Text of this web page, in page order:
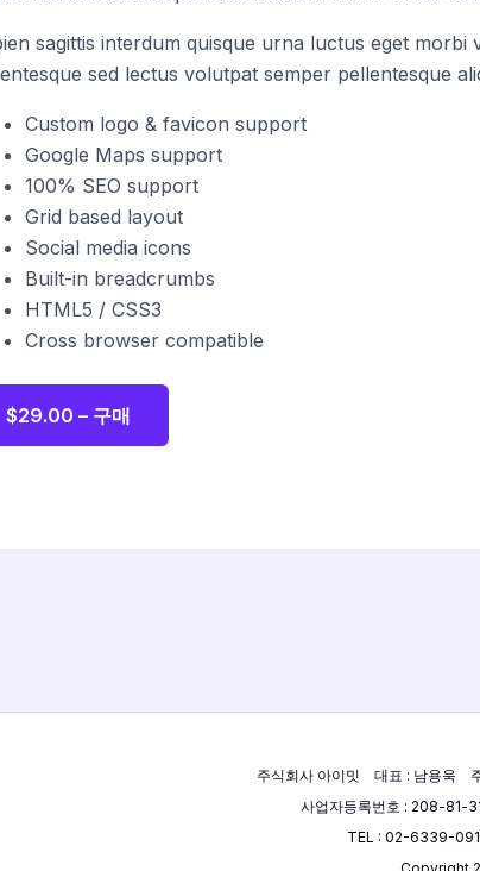
sagittis interdum quisque urna luctus eget
sed lectus volutpat semper pellentesque
Custom logo & favicon support
Google Maps support
100% SEO support
Grid based layout
Social media icons
Built-in breadcrumbs
HTML5 / CSS3
Cross browser compatible
$29.00 – 구매
주식회사 아이밋 대표 : 남용욱 주
사업자등록번호 : 208-81-
TEL : 02-6339-